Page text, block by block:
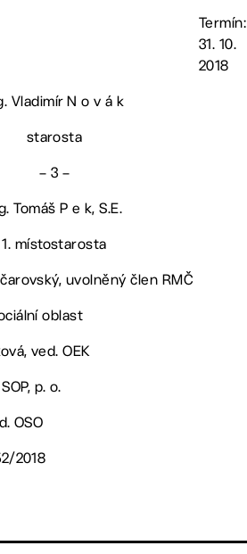
Termín:
31. 10.
2018
Vladimír N o v á k
starosta
– 3 –
Tomáš P e k, S.E.
1. místostarosta
uvolněný člen RMČ
oblast
ved. OEK
p. o.
OSO
2018